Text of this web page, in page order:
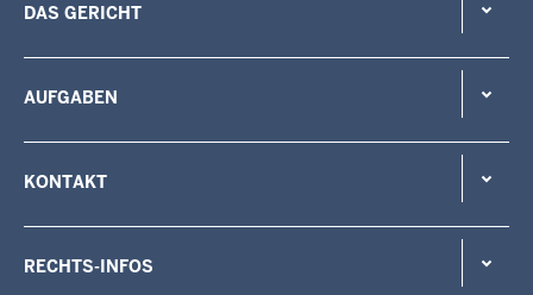
DAS GERICHT
AUFGABEN
KONTAKT
RECHTS-INFOS